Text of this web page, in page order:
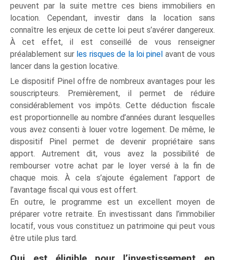
peuvent par la suite mettre ces biens immobiliers en
location. Cependant, investir dans la location sans
connaître les enjeux de cette loi peut s’avérer dangereux.
À cet effet, il est conseillé de vous renseigner
préalablement sur les risques de la loi pinel avant de vous
lancer dans la gestion locative.
Le dispositif Pinel offre de nombreux avantages pour les
souscripteurs. Premièrement, il permet de réduire
considérablement vos impôts. Cette déduction fiscale
est proportionnelle au nombre d’années durant lesquelles
vous avez consenti à louer votre logement. De même, le
dispositif Pinel permet de devenir propriétaire sans
apport. Autrement dit, vous avez la possibilité de
rembourser votre achat par le loyer versé à la fin de
chaque mois. À cela s’ajoute également l’apport de
l’avantage fiscal qui vous est offert.
En outre, le programme est un excellent moyen de
préparer votre retraite. En investissant dans l’immobilier
locatif, vous vous constituez un patrimoine qui peut vous
être utile plus tard.